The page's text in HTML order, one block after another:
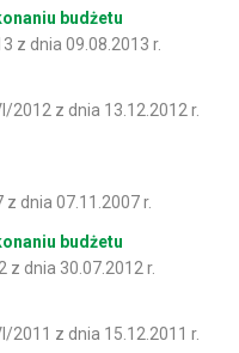
budżetu
z dnia 09.08.2013 r.
2012 z dnia 13.12.2012 r.
dnia 07.11.2007 r.
budżetu
z dnia 30.07.2012 r.
2011 z dnia 15.12.2011 r.